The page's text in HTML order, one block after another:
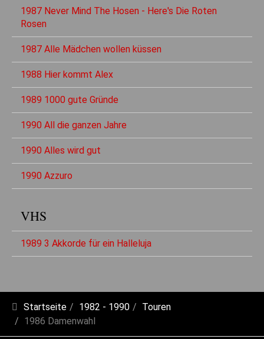
1987 Never Mind The Hosen - Here's Die Roten
Rosen
1987 Alle Mädchen wollen küssen
1988 Hier kommt Alex
1989 1000 gute Gründe
1990 All die ganzen Jahre
1990 Alles wird gut
1990 Azzuro
VHS
1989 3 Akkorde für ein Halleluja
Startseite 1982 - 1990
Touren
1986 Damenwahl